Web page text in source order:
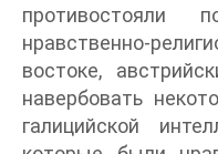
противостояли
нравственно-
востоке,
навербовать
галицийской